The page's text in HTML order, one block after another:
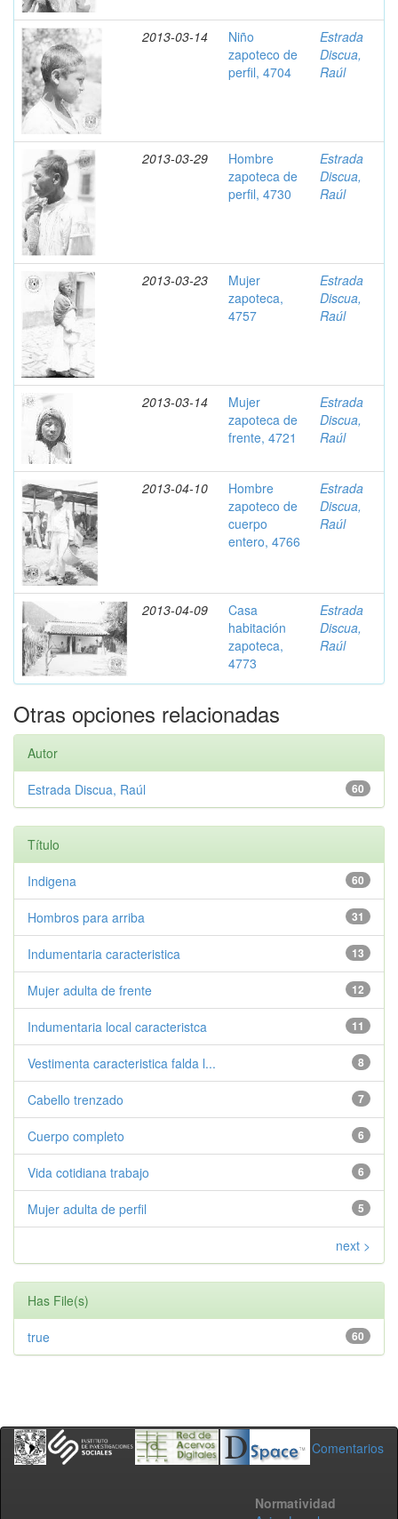
2013-03-14
Niño
zapoteco de
perfil, 4704
Estrada
Discua,
Raúl
2013-03-29
Hombre
zapoteca de
perfil, 4730
Estrada
Discua,
Raúl
2013-03-23
Mujer
zapoteca,
4757
Estrada
Discua,
Raúl
2013-03-14
Mujer
zapoteca de
frente, 4721
Estrada
Discua,
Raúl
2013-04-10
Hombre
zapoteco de
cuerpo
entero, 4766
Estrada
Discua,
Raúl
2013-04-09
Casa
habitación
zapoteca,
4773
Estrada
Discua,
Raúl
Otras opciones relacionadas
Autor
60
Estrada Discua, Raúl
Título
60
Indigena
31
Hombros para arriba
13
Indumentaria caracteristica
12
Mujer adulta de frente
11
Indumentaria local caracteristca
8
Vestimenta caracteristica falda l...
7
Cabello trenzado
6
Cuerpo completo
6
Vida cotidiana trabajo
5
Mujer adulta de perfil
next >
Has File(s)
60
true
Comentarios
Normatividad